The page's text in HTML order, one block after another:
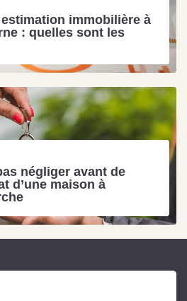
estimation immobilière à
: quelles sont les
négliger avant de
d’une maison à